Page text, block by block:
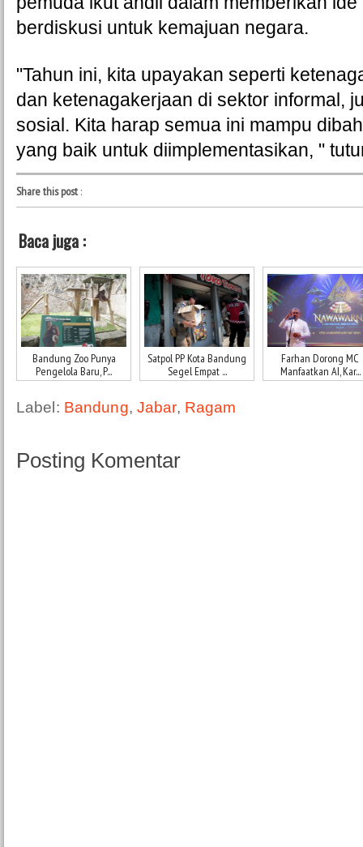
berdiskusi untuk kemajuan negara.
"Tahun ini, kita upayakan seperti
dan ketenagakerjaan di sektor informal,
sosial. Kita harap semua ini mampu
yang baik untuk diimplementasikan, "
Share this post:
Baca juga :
Bandung Zoo Punya
Pengelola Baru, P...
Satpol PP Kota Bandung
Segel Empat ...
Farhan Dorong MC
Manfaatkan AI, Kar...
Label: Bandung, Jabar, Ragam
Posting Komentar